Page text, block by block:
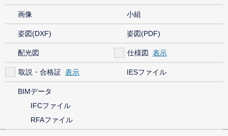
画像 小組
姿図(DXF) 姿図(PDF)
配光図 仕様図
取説・合格証 IESファイル
BIMデータ
IFCファイル
RFAファイル